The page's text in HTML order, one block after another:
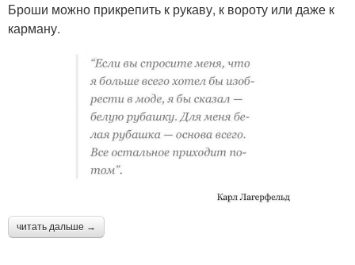
Броши можно прикрепить к рукаву, к вороту или даже к
карману.
читать дальше →